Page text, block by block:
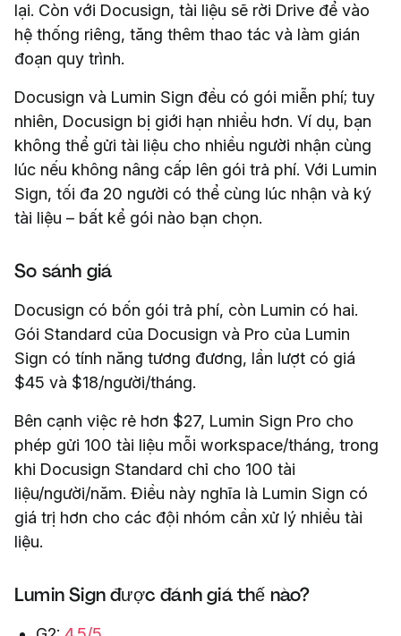
lại. Còn với Docusign, tài liệu sẽ rời Drive để vào
hệ thống riêng, tăng thêm thao tác và làm gián
đoạn quy trình.
Docusign và Lumin Sign đều có gói miễn phí; tuy
nhiên, Docusign bị giới hạn nhiều hơn. Ví dụ, bạn
không thể gửi tài liệu cho nhiều người nhận cùng
lúc nếu không nâng cấp lên gói trả phí. Với Lumin
Sign, tối đa 20 người có thể cùng lúc nhận và ký
tài liệu – bất kể gói nào bạn chọn.
So sánh giá
Docusign có bốn gói trả phí, còn Lumin có hai.
Gói Standard của Docusign và Pro của Lumin
Sign có tính năng tương đương, lần lượt có giá
$45 và $18/người/tháng.
Bên cạnh việc rẻ hơn $27, Lumin Sign Pro cho
phép gửi 100 tài liệu mỗi workspace/tháng, trong
khi Docusign Standard chỉ cho 100 tài
liệu/người/năm. Điều này nghĩa là Lumin Sign có
giá trị hơn cho các đội nhóm cần xử lý nhiều tài
liệu.
Lumin Sign được đánh giá thế nào?